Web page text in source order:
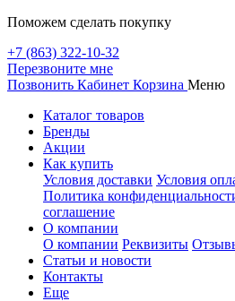
Поможем сделать покупку
+7 (863) 322-10-32
Перезвоните мне
Позвонить Кабинет Корзина Меню
Каталог товаров
Бренды
Акции
Как купить
Условия доставки Условия
Политика
соглашение
О компании
О компании Реквизиты
Статьи и новости
Контакты
Еще